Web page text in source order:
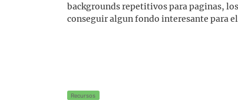
backgrounds repetitivos para paginas,
conseguir algun fondo interesante para
Recursos